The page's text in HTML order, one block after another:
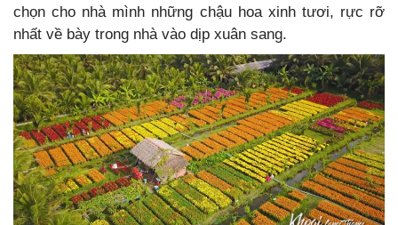
chọn cho nhà mình những chậu hoa xinh tươi, rực rỡ
nhất về bày trong nhà vào dịp xuân sang.